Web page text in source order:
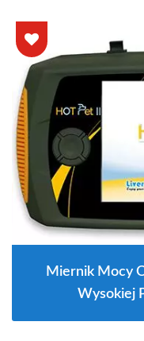
Miernik Mocy
Wysokiej